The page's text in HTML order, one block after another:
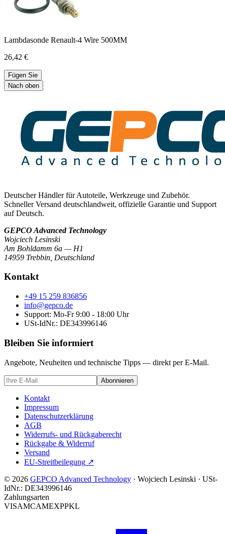
Lambdasonde Renault-4 Wire 500MM
26,42 €
Fügen Sie
Nach oben
Deutscher Händler für Autoteile, Werkzeuge und Zubehör.
Schneller Versand deutschlandweit, offizielle Garantie und Support
auf Deutsch.
GEPCO Advanced Technology
Wojciech Lesinski
Am Bohldamm 6a — H1
14959 Trebbin Deutschland
Kontakt
+49 15 259 836856
info@gepco.de
Support: Mo-Fr 9:00 - 18:00 Uhr
USt-IdNr.: DE343996146
Bleiben Sie informiert
Angebote, Neuheiten und technische Tipps — direkt per E-Mail.
Abonnieren
Kontakt
Impressum
Datenschutzerklärung
AGB
Widerrufs- und Rückgaberecht
Rückgabe & Widerruf
Versand
EU-Streitbeilegung ↗
© 2026 GEPCO Advanced Technology · Wojciech Lesinski · USt-
IdNr.: DE343996146
Zahlungsarten
VISAMCAMEXPPKL